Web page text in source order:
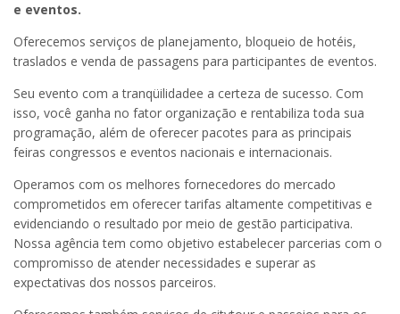
e eventos.
Oferecemos serviços de planejamento, bloqueio de hotéis,
traslados e venda de passagens para participantes de eventos.
Seu evento com a tranqüilidadee a certeza de sucesso. Com
isso, você ganha no fator organização e rentabiliza toda sua
programação, além de oferecer pacotes para as principais
feiras congressos e eventos nacionais e internacionais.
Operamos com os melhores fornecedores do mercado
comprometidos em oferecer tarifas altamente competitivas e
evidenciando o resultado por meio de gestão participativa.
Nossa agência tem como objetivo estabelecer parcerias com o
compromisso de atender necessidades e superar as
expectativas dos nossos parceiros.